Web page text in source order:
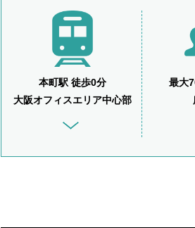
本町駅 徒歩0分
大阪オフィスエリア中心部
最大